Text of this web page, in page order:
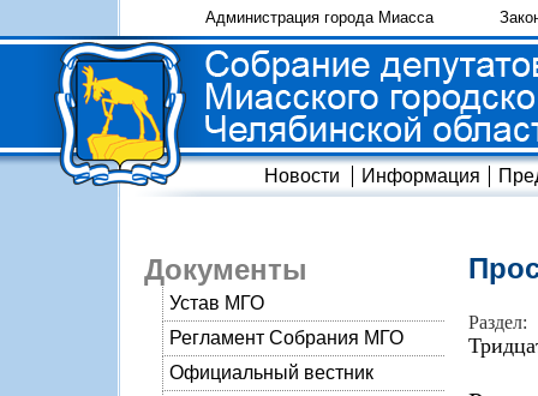
Администрация города Миасса
Новости Информация
Документы
Устав МГО
Регламент Собрания МГО
Официальный вестник
Раздел: